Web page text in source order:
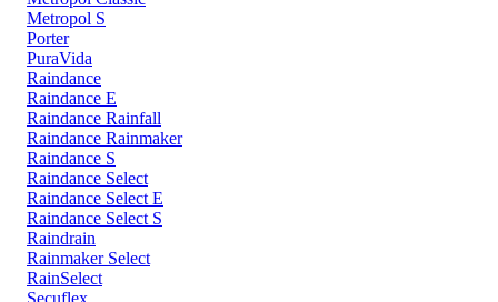
Metropol S
Porter
PuraVida
Raindance
Raindance E
Raindance Rainfall
Raindance Rainmaker
Raindance S
Raindance Select
Raindance Select E
Raindance Select S
Raindrain
Rainmaker Select
RainSelect